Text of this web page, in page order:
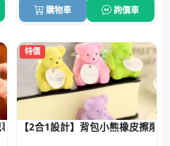
購物車 詢價車
本
特價
【2合1設計】背包小熊橡皮擦削